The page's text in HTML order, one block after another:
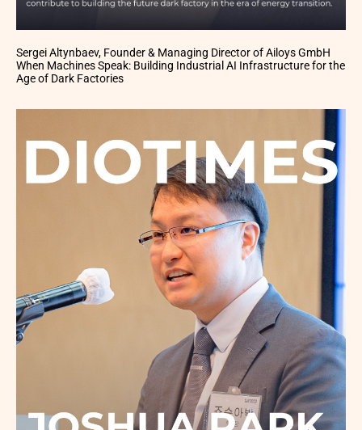
Sergei Altynbaev, Founder & Managing Director of Ailoys GmbH
When Machines Speak: Building Industrial AI Infrastructure for the
Age of Dark Factories